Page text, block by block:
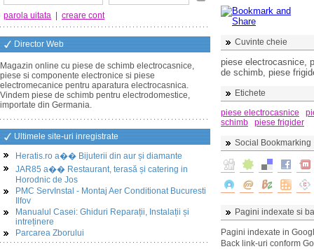
parola uitata creare cont
Director Web
Magazin online cu piese de schimb electrocasnice,
piese si componente electronice si piese
electromecanice pentru aparatura electrocasnica.
Vindem piese de schimb pentru electrodomestice,
importate din Germania.
Ultimele site-uri inregistrate
Heratis.ro a�� Bijuterii din aur și diamante
JAR85 a�� Restaurant, terasă și catering in
Horodnic de Jos
PMC ServInstal - Montaj Aer Conditionat Bucuresti
Ilfov
Manualul Casei: Ghiduri Reparații, Instalații și
intreținere
Parcarea Zborului
Cuvinte cheie
piese electrocasnice,
de schimb, piese
Etichete
piese electrocasnice
schimb
piese frigider
Social Bookmarking
Pagini indexate si
Pagini indexate in
Back link-uri conform